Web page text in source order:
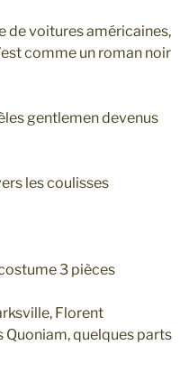
de voitures américaines,
comme un roman noir
gentlemen devenus
les coulisses
3 pièces
Florent
quelques parts